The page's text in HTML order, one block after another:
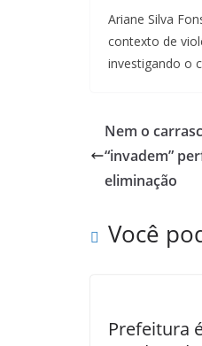
Ariane Silva
contexto de
investigando o
Nem o
“invadem”
eliminação
Você
Prefeitura